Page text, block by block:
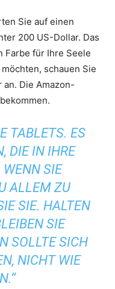
Sie auf einen
200 US-Dollar. Das
Farbe für Ihre Seele
schauen Sie
an. Die Amazon-
TABLETS. ES
DIE IN IHRE
WENN SIE
ALLEM ZU
SIE. HALTEN
SIE
SOLLTE SICH
NICHT WIE